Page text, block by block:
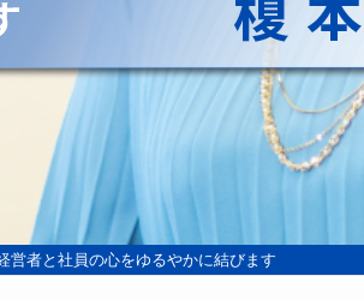
営者と社員の心をゆるやかに結びます